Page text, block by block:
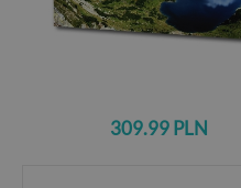
309.99 PLN